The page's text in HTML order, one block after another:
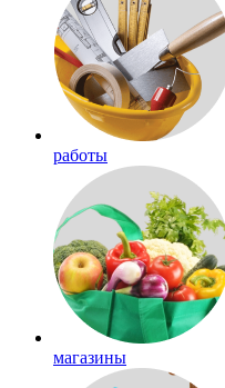
работы
магазины